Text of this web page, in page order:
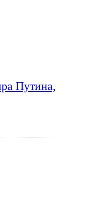
Путина,